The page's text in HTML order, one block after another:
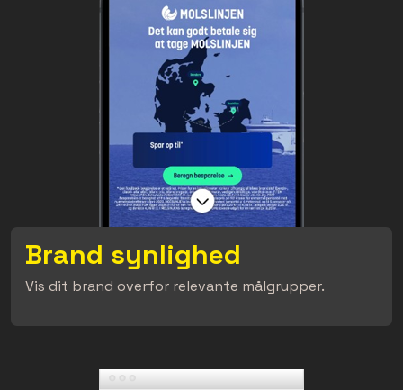
Brand synlighed
Vis dit brand overfor relevante målgrupper.